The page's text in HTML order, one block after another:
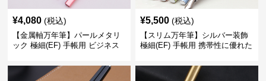
¥4,080 (税込)
【金属軸万年筆】パールメタリ
ック 極細(EF) 手帳用 ビジネス
る
¥5,500 (税込)
【スリム万年筆】シルバー装飾
極細(EF) 手帳用 携帯性に優れた
ートに筆記